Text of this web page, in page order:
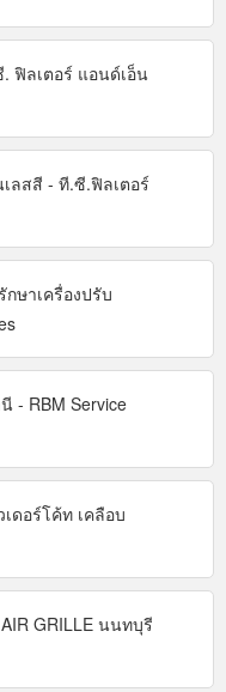
ฟิลเตอร์ แอนด์เอ็น
ลสสี - ที.ซี.ฟิลเตอร์
ษาเครื่องปรับ
- RBM Service
ดอร์โค้ท เคลือบ
GRILLE นนทบุรี